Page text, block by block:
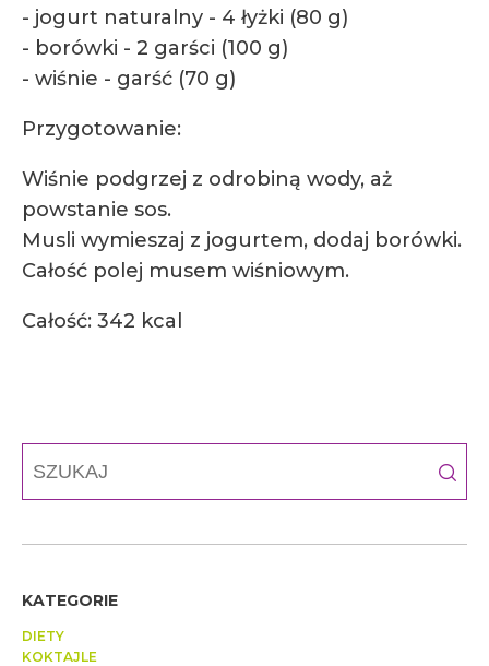
- jogurt naturalny - 4 łyżki (80 g)
- borówki - 2 garści (100 g)
- wiśnie - garść (70 g)
Przygotowanie:
Wiśnie podgrzej z odrobiną wody, aż
powstanie sos.
Musli wymieszaj z jogurtem, dodaj borówki.
Całość polej musem wiśniowym.
Całość: 342 kcal
KATEGORIE
DIETY
KOKTAJLE